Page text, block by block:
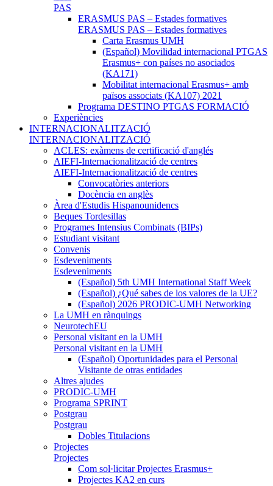
PAS
ERASMUS PAS – Estades formatives
ERASMUS PAS – Estades formatives
Carta Erasmus UMH
(Español) Movilidad internacional PTGAS
Erasmus+ con países no asociados
(KA171)
Mobilitat internacional Erasmus+ amb
països associats (KA107) 2021
Programa DESTINO PTGAS FORMACIÓ
Experiències
INTERNACIONALITZACIÓ
INTERNACIONALITZACIÓ
ACLES: exàmens de certificació d'anglés
AIEFI-Internacionalització de centres
AIEFI-Internacionalització de centres
Convocatòries anteriors
Docència en anglès
Àrea d'Estudis Hispanounidencs
Beques Tordesillas
Programes Intensius Combinats (BIPs)
Estudiant visitant
Convenis
Esdeveniments
Esdeveniments
(Español) 5th UMH International Staff Week
(Español) ¿Qué sabes de los valores de la UE?
(Español) 2026 PRODIC-UMH Networking
La UMH en rànquings
NeurotechEU
Personal visitant en la UMH
Personal visitant en la UMH
(Español) Oportunidades para el Personal
Visitante de otras entidades
Altres ajudes
PRODIC-UMH
Programa SPRINT
Postgrau
Postgrau
Dobles Titulacions
Projectes
Projectes
Com sol·licitar Projectes Erasmus+
Projectes KA2 en curs